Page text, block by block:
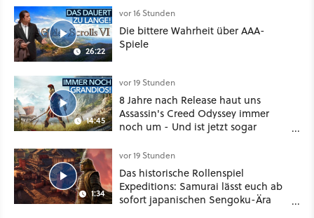
26:22
vor 16 Stunden
Die bittere Wahrheit über AAA-
Spiele
14:45
vor 19 Stunden
8 Jahre nach Release haut uns
Assassin's Creed Odyssey immer
noch um - Und ist jetzt sogar
1:34
vor 19 Stunden
Das historische Rollenspiel
Expeditions: Samurai lässt euch ab
sofort japanischen Sengoku-Ära